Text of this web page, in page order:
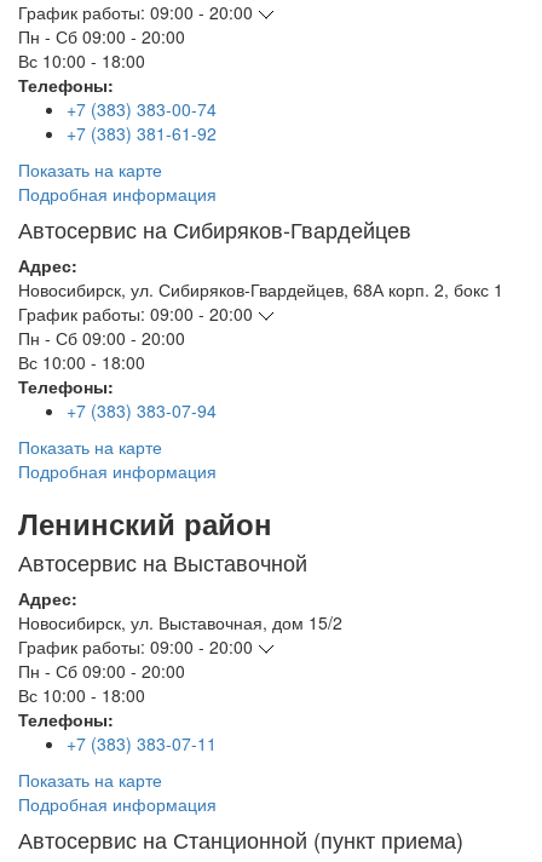
График работы: 09:00 - 20:00
Пн - Сб 09:00 - 20:00
Вс 10:00 - 18:00
Телефоны:
+7 (383) 383-00-74
+7 (383) 381-61-92
Показать на карте
Подробная информация
Автосервис на Сибиряков-Гвардейцев
Адрес:
Новосибирск, ул. Сибиряков-Гвардейцев, 68А корп. 2, бокс 1
График работы: 09:00 - 20:00
Пн - Сб 09:00 - 20:00
Вс 10:00 - 18:00
Телефоны:
+7 (383) 383-07-94
Показать на карте
Подробная информация
Ленинский район
Автосервис на Выставочной
Адрес:
Новосибирск, ул. Выставочная, дом 15/2
График работы: 09:00 - 20:00
Пн - Сб 09:00 - 20:00
Вс 10:00 - 18:00
Телефоны:
+7 (383) 383-07-11
Показать на карте
Подробная информация
Автосервис на Станционной (пункт приема)